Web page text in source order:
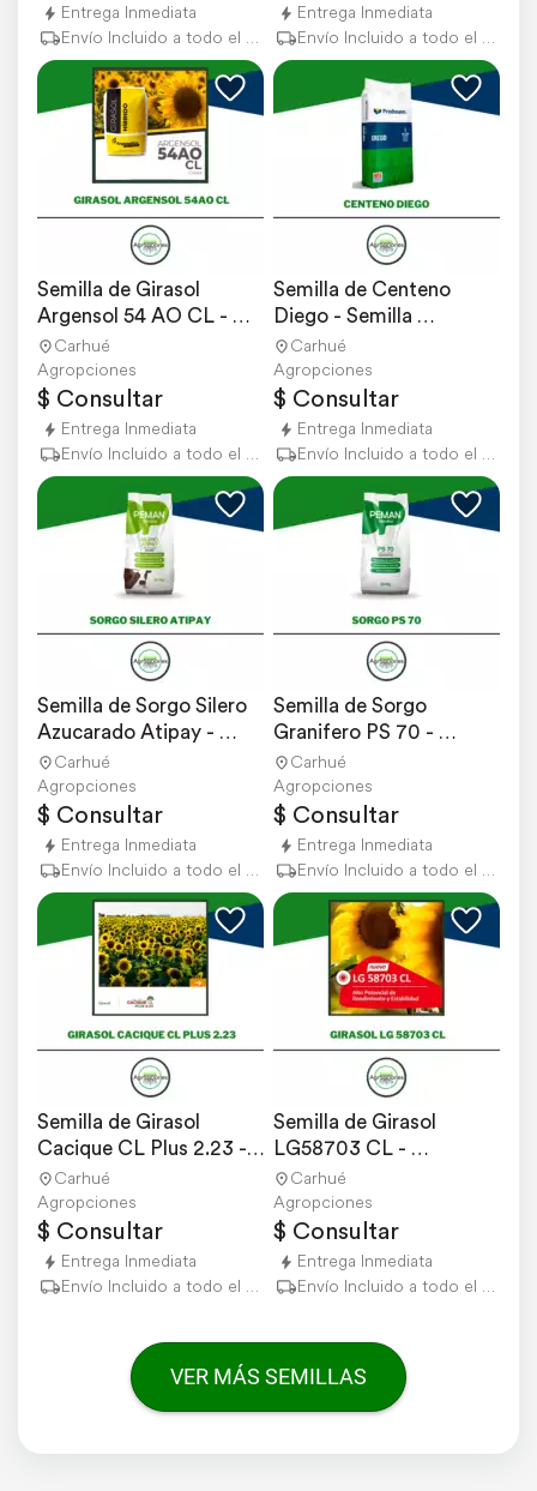
Entrega Inmediata
Envío Incluido a todo el país
Entrega Inmediata
Envío Incluido a todo el país
Semilla de Girasol
Argensol 54 AO CL -
Argenetics
Carhué
Agropciones
$ Consultar
Entrega Inmediata
Envío Incluido a todo el país
Semilla de Centeno
Diego - Semilla
Fiscalizada
Carhué
Agropciones
$ Consultar
Entrega Inmediata
Envío Incluido a todo el país
Semilla de Sorgo Silero
Azucarado Atipay -
Peman Semillas
Carhué
Agropciones
$ Consultar
Entrega Inmediata
Envío Incluido a todo el país
Semilla de Sorgo
Granifero PS 70 -
Produsem
Carhué
Agropciones
$ Consultar
Entrega Inmediata
Envío Incluido a todo el país
Semilla de Girasol
Cacique CL Plus 2.23 -
el Cencerro
Carhué
Agropciones
$ Consultar
Entrega Inmediata
Envío Incluido a todo el país
Semilla de Girasol
LG58703 CL -
Limagrain
Carhué
Agropciones
$ Consultar
Entrega Inmediata
Envío Incluido a todo el país
VER MÁS SEMILLAS